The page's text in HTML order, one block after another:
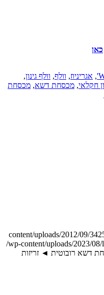
כאן
, אגריניוז, וולף, וולף גינון,
חקלאי, מכסחת דשא, מכסחת
content/uploads/2012/09/
/wp-content/uploads/2023/
דשא רובוטית ◄ זריזות